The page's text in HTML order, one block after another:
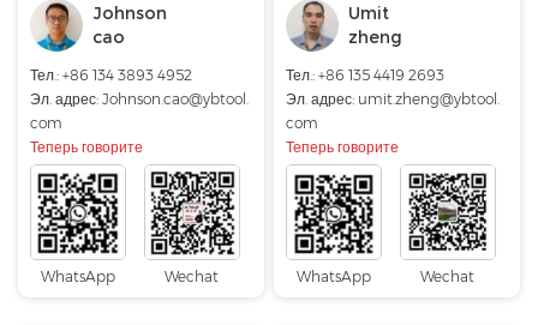
Johnson
cao
Тел.: +86 134 3893 4952
Эл. адрес: Johnson.cao@ybtool.
com
Теперь говорите
WhatsApp Wechat
Umit
zheng
Тел.: +86 135 4419 2693
Эл. адрес: umit.zheng@ybtool.
com
Теперь говорите
WhatsApp Wechat